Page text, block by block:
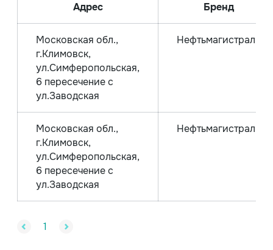
Адрес Бренд
Московская обл.,
г.Климовск,
ул.Симферопольская,
6 пересечение с
ул.Заводская
Нефтьмагистраль
Московская обл.,
г.Климовск,
ул.Симферопольская,
6 пересечение с
ул.Заводская
Нефтьмагистраль
1